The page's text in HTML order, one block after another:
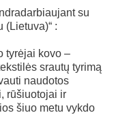
su
(Lietuva)“ :
tyrėjai kovo –
srautų tyrimą
naudotos
rūšiuotojai ir
šiuo metu vykdo